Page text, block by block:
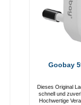
Goobay
Dieses Original
schnell und
Hochwertige Verarbeitung Anschlüsse: